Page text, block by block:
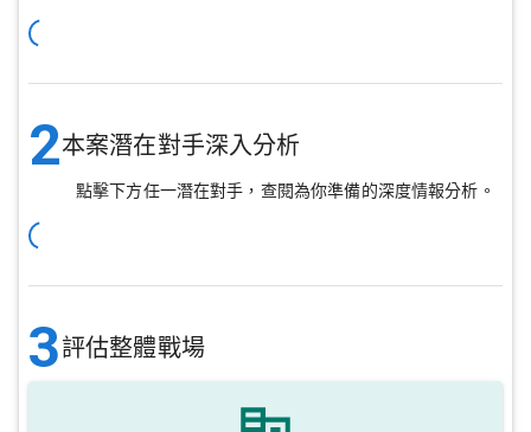
2本案潛在對手深入分析
點擊下方任一潛在對手，查閱為你準備的深度情報分析。
3評估整體戰場